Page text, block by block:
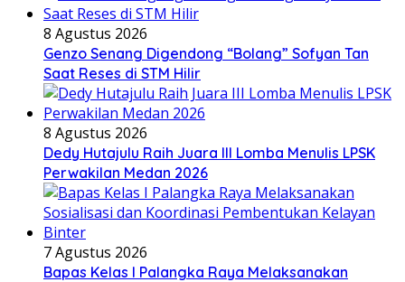
8 Agustus 2026
Genzo Senang Digendong “Bolang” Sofyan Tan
Saat Reses di STM Hilir
8 Agustus 2026
Dedy Hutajulu Raih Juara III Lomba Menulis LPSK
Perwakilan Medan 2026
7 Agustus 2026
Bapas Kelas I Palangka Raya Melaksanakan